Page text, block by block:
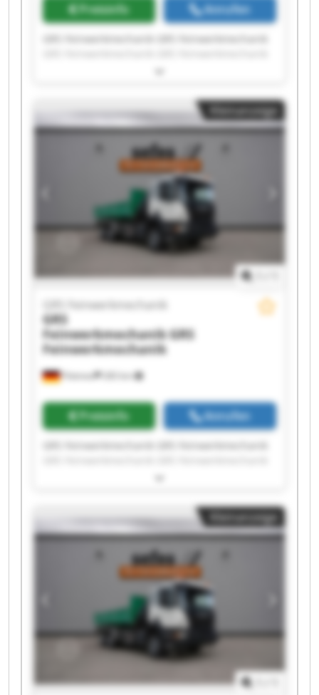
Preisinfo Anrufen
GRS Feinwerkmechanik GRS Feinwerkmechanik
GRS Feinwerkmechanik GRS Feinwerkmechanik
GRS Feinwerkmechanik GRS Feinwerkmechanik
GRS Feinwerkmechanik GRS Feinwerkmechanik
GRS Feinwerkmechanik GRS Feinwerkmechanik
GRS Feinwerkmechanik GRS Feinwerkmechanik
GRS Feinwerkmechanik GRS Feinwerkmechanik
GRS Feinwerkmechanik GRS Feinwerkmechanik
Kleinanzeige
Pöttmes 283 km
GRS Feinwerkmechanik
GRS
FeinwerkmechanikGRS
Feinwerkmechanik
Preisinfo Anrufen
GRS Feinwerkmechanik GRS Feinwerkmechanik
GRS Feinwerkmechanik GRS Feinwerkmechanik
GRS Feinwerkmechanik GRS Feinwerkmechanik
GRS Feinwerkmechanik GRS Feinwerkmechanik
GRS Feinwerkmechanik GRS Feinwerkmechanik
GRS Feinwerkmechanik GRS Feinwerkmechanik
GRS Feinwerkmechanik GRS Feinwerkmechanik
GRS Feinwerkmechanik GRS Feinwerkmechanik
Kleinanzeige